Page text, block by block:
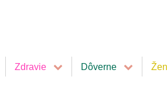
Zdravie Dôverne